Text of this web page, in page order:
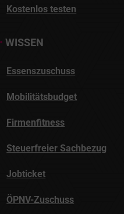
WISSEN
Essenszuschuss
Mobilitätsbudget
Firmenfitness
Steuerfreier Sachbezug
Jobticket
ÖPNV-Zuschuss